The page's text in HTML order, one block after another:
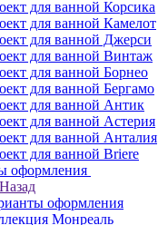
для ванной Корсика
для ванной Камелот
для ванной Джерси
для ванной Винтаж
для ванной Борнео
для ванной Бергамо
для ванной Антик
для ванной Астерия
для ванной Анталия
для ванной Briere
оформления
Назад
оформления
Монреаль